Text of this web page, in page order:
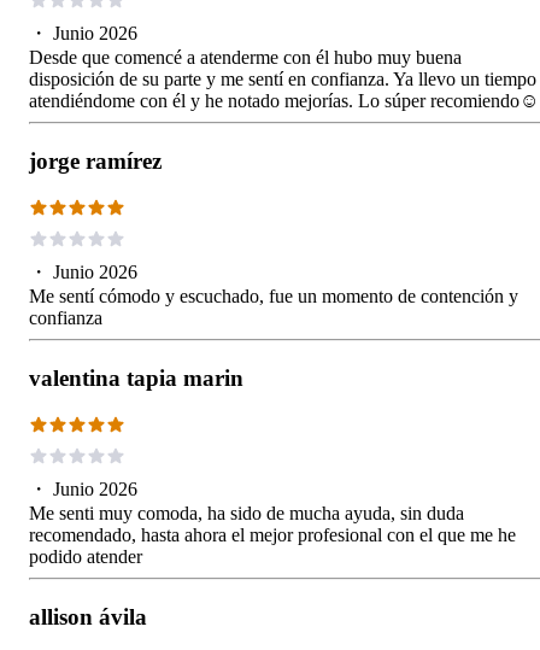
・ Junio 2026
Desde que comencé a atenderme con él hubo muy buena
disposición de su parte y me sentí en confianza. Ya llevo un tiempo
atendiéndome con él y he notado mejorías. Lo súper recomiendo☺️
jorge ramírez
・ Junio 2026
Me sentí cómodo y escuchado, fue un momento de contención y
confianza
valentina tapia marin
・ Junio 2026
Me senti muy comoda, ha sido de mucha ayuda, sin duda
recomendado, hasta ahora el mejor profesional con el que me he
podido atender
allison ávila